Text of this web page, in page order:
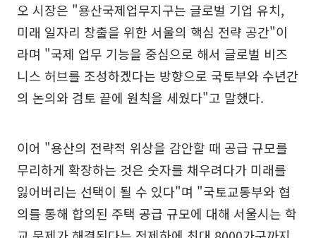
오 시장은 "용산국제업무지구는 글로벌 기업 유치,
미래 일자리 창출을 위한 서울의 핵심 전략 공간"이
라며 "국제 업무 기능을 중심으로 해서 글로벌 비즈
니스 허브를 조성하겠다는 방향으로 국토부와 수년간
의 논의와 검토 끝에 원칙을 세웠다"고 말했다.
이어 "용산의 전략적 위상을 감안할 때 공급 규모를
무리하게 확장하는 것은 숫자를 채우려다가 미래를
잃어버리는 선택이 될 수 있다"며 "국토교통부와 협
의를 통해 합의된 주택 공급 규모에 대해 서울시는 학